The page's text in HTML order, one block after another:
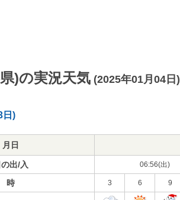
)の実況天気 (2025年01月04日)
日)
月日
の出/入 06:56(出)
時 3 6 9